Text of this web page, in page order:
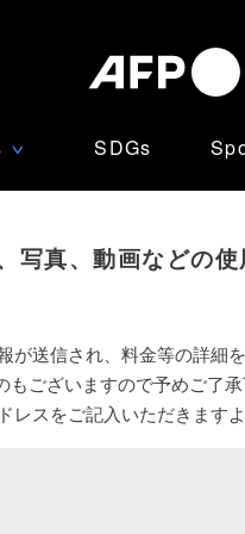
∨ SDGs
写真、動画などの
送信され、料金等の詳細
ございますので予めご了承
スをご記入いただきます